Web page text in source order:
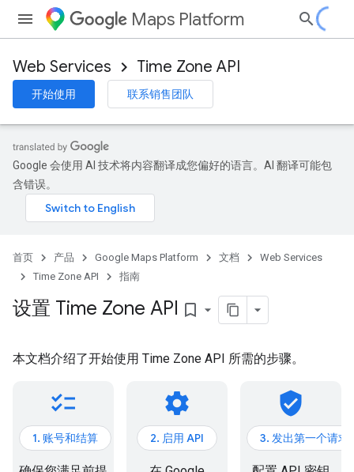
Maps Platform
Web Services Time Zone API
开始使用 联系销售团队
Google 会使用 AI 技术将内容翻译成您偏好的语言。AI 翻译可能包
含错误。
首页 产品 Google Maps Platform 文档
Web Services
Time Zone API
指南
设置 Time Zone API bookmark_border
本文档介绍了开始使用 Time Zone API 所需的步骤。
checklist
1. 账号和结算
settings
2. 启用 API
verified_user
3. 发出第一个请求